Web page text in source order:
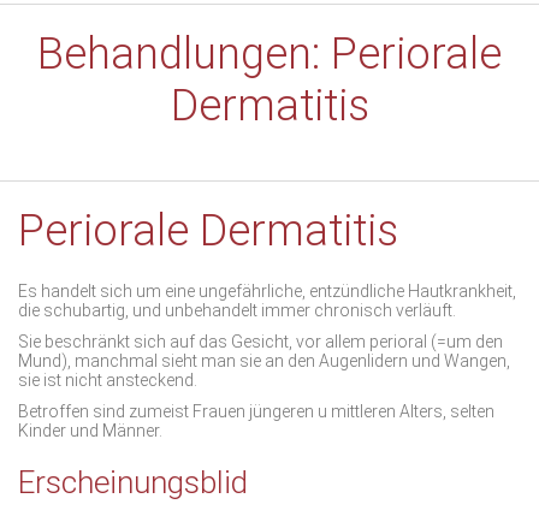
Behandlungen: Periorale
Dermatitis
Periorale Dermatitis
Es handelt sich um eine ungefährliche, entzündliche Hautkrankheit,
die schubartig, und unbehandelt immer chronisch verläuft.
Sie beschränkt sich auf das Gesicht, vor allem perioral (=um den
Mund), manchmal sieht man sie an den Augenlidern und Wangen,
sie ist nicht ansteckend.
Betroffen sind zumeist Frauen jüngeren u mittleren Alters, selten
Kinder und Männer.
Erscheinungsblid